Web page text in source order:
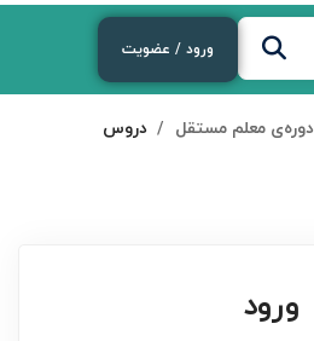
ورود / عضویت
دوره‌ی معلم مستقل
دروس
ورود